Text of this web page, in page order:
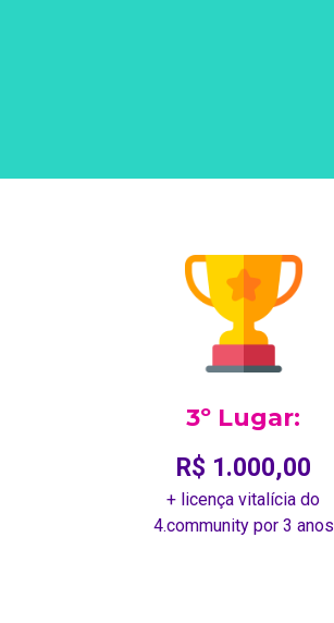
3º Lugar:
R$ 1.000,00
+ licença vitalícia do
4.community por 3 anos